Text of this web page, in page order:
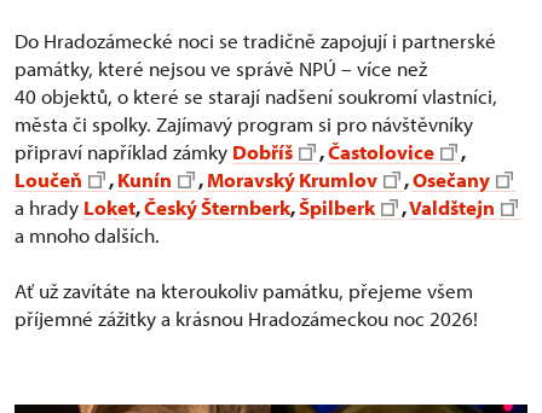
Do Hradozámecké noci se tradičně zapojují i partnerské
památky, které nejsou ve správě NPÚ – více než
40 objektů, o které se starají nadšení soukromí vlastníci,
města či spolky. Zajímavý program si pro návštěvníky
připraví například zámky Dobříš ,Častolovice
,
Loučeň
,Kunín ,Moravský Krumlov ,Osečany
a hrady Loket,Český Šternberk,Špilberk ,Valdštejn
a mnoho dalších.
Ať už zavítáte na kteroukoliv památku, přejeme všem
příjemné zážitky a krásnou Hradozámeckou noc 2026!